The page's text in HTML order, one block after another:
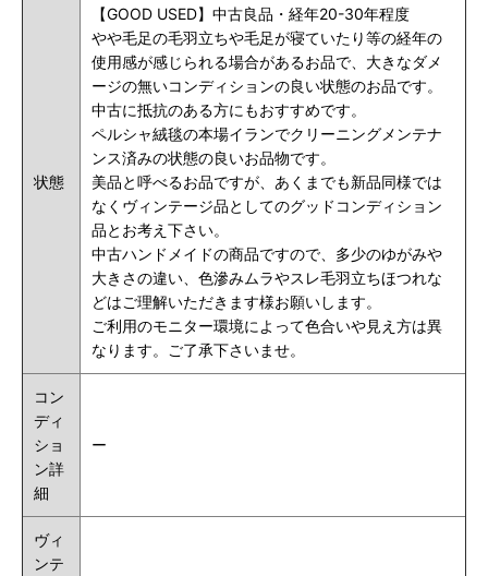
状態
【GOOD USED】中古良品・経年20-30年程度
やや毛足の毛羽立ちや毛足が寝ていたり等の経年の
使用感が感じられる場合があるお品で、大きなダメ
ージの無いコンディションの良い状態のお品です。
中古に抵抗のある方にもおすすめです。
ペルシャ絨毯の本場イランでクリーニングメンテナ
ンス済みの状態の良いお品物です。
美品と呼べるお品ですが、あくまでも新品同様では
なくヴィンテージ品としてのグッドコンディション
品とお考え下さい。
中古ハンドメイドの商品ですので、多少のゆがみや
大きさの違い、色滲みムラやスレ毛羽立ちほつれな
どはご理解いただきます様お願いします。
ご利用のモニター環境によって色合いや見え方は異
なります。ご了承下さいませ。
コン
ディ
ショ
ン詳
細
ー
ヴィ
ンテ